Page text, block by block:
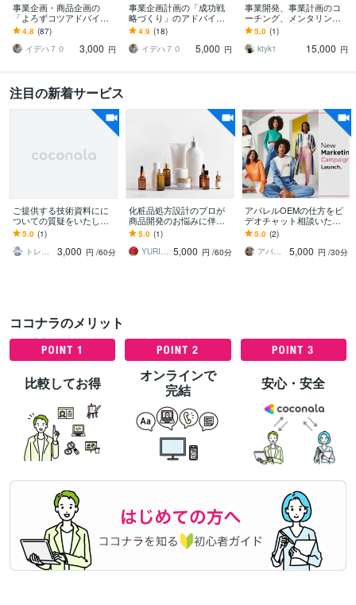
事業企画・商品企画の
「よろずコツアドバイ
ス」します 起業・企画
中！売れる事業・商品の
企画で悩んでる方まず相
4.8 (87)
イデハ７０
3,000 円
事業企画計画の「成功戦
略づくり」のアドバイス
します 起業計画！成功戦
略や最適計画でお悩みの
方、開発士に相談下さい
4.9 (18)
イデハ７０
5,000 円
事業開発、事業計画のコ
ーチング、メンタリング
します ・事業開発で今何
をするか次に何をするか
の道筋を示し伴走します
5.0 (1)
ktyk1
15,000 円
注目の新着サービス
ご提供する技術資料にに
ついての質疑をいたしま
す 専門技術的に対応させ
ていただきます。
5.0 (1)
トレBotG
3,000 円 /60分
化粧品処方設計のプロが
商品開発のお悩みに伴走
します コンセプト・世界
観を整理し、処方設計と
いう形で具体化します
5.0 (1)
YURI スキンケアフォーミュレーター 5,000 円 /60分
アパレルOEMの仕方をビ
デオチャット相談いたし
ます アパレルブランドの
立ち上げをサポート！
5.0 (2)
アパレルOEM生産＆海外仕入サポート
5,000 円 /30分
ココナラのメリット
比較してお得
オンラインで
完結
安心・安全